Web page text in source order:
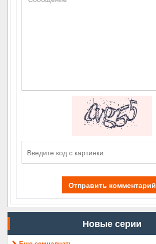
Отправить комментарий
Новые серии